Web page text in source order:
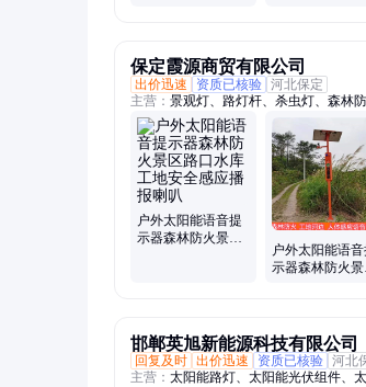
保定霞源商贸有限公司
出价迅速
资质已核验 河北保定
主营： 景观灯、路灯杆、杀虫灯、森林
并网系统、照明系统、太阳能灯、乡村
农村、太阳能储能、离网发电系统、光伏
户外太阳能语音提
示器森林防火景区
户外太阳能语音
示器森林防火景
邯郸英旭新能源科技有限公司
回复及时 出价迅速 资质已核验 河北
主营： 太阳能路灯、太阳能光伏组件、